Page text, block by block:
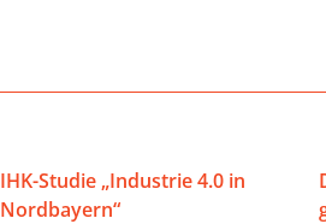
IHK-Studie „Industrie 4.0 in
Nordbayern“